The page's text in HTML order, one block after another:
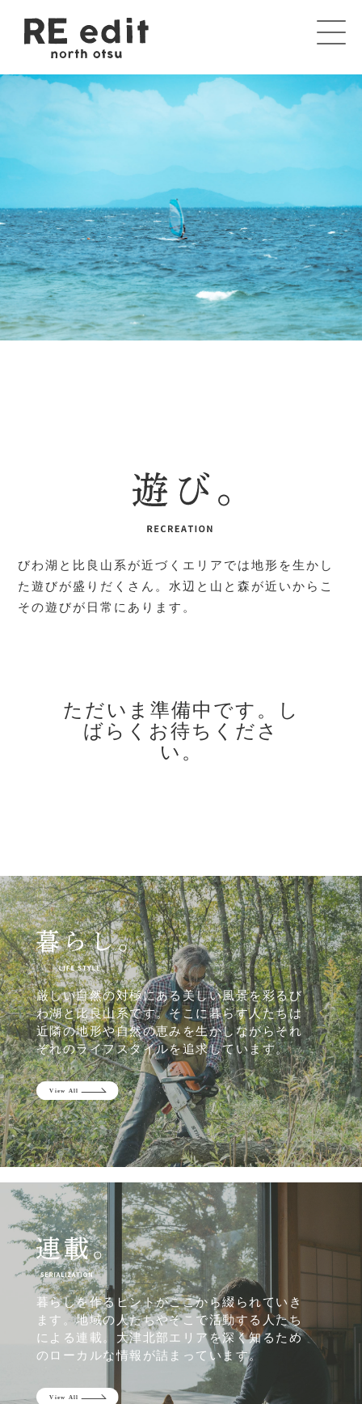
びわ湖と比良山系が近づくエリアでは地形を生かし
た遊びが盛りだくさん。水辺と山と森が近いからこ
その遊びが日常にあります。
ただいま準備中です。し
ばらくお待ちくださ
い。
厳しい自然の対極にある美しい風景を彩るび
わ湖と比良山系です。そこに暮らす人たちは
近隣の地形や自然の恵みを生かしながらそれ
ぞれのライフスタイルを追求しています。
暮らしを作るヒントがここから綴られていき
ます。地域の人たちやそこで活動する人たち
による連載。大津北部エリアを深く知るため
のローカルな情報が詰まっています。